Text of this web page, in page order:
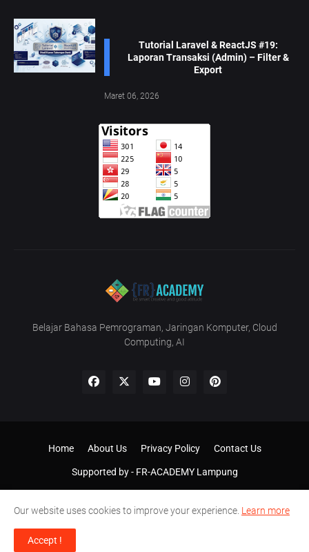
Tutorial Laravel & ReactJS #19:
Laporan Transaksi (Admin) – Filter &
Export
Maret 06, 2026
Belajar Bahasa Pemrograman, Jaringan Komputer, Cloud
Computing, AI
Supported by - FR-ACADEMY Lampung
Home About Us Privacy Policy Contact Us
Our website uses cookies to improve your experience. Learn more
Accept !